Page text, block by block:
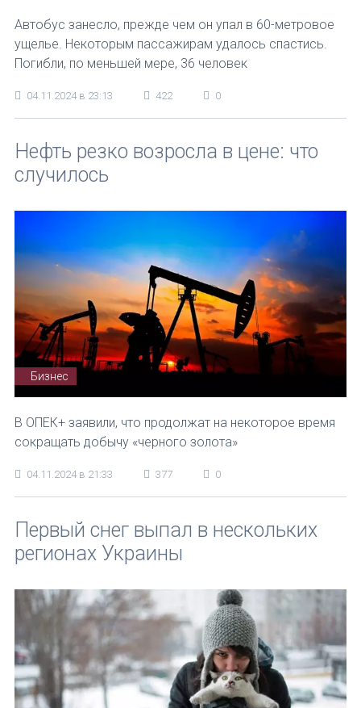
Автобус занесло, прежде чем он упал в 60-метровое
ущелье. Некоторым пассажирам удалось спастись.
Погибли, по меньшей мере, 36 человек
04.11.2024 в 23:13 422 0
Нефть резко возросла в цене: что
случилось
Бизнес
В ОПЕК+ заявили, что продолжат на некоторое время
сокращать добычу «черного золота»
04.11.2024 в 21:33 377 0
Первый снег выпал в нескольких
регионах Украины